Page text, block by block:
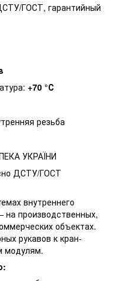
ГОСТ, гарантийный
+70 °С
резьба
УКРАЇНИ
ДСТУ/ГОСТ
внутреннего
производственных,
объектах.
рукавов к кран-
модулям.